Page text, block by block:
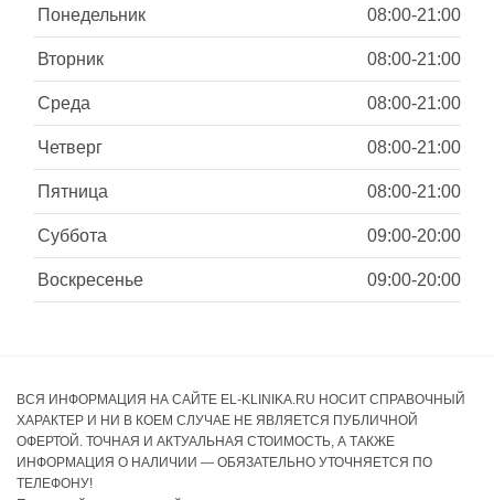
Понедельник 08:00-21:00
Вторник 08:00-21:00
Среда 08:00-21:00
Четверг 08:00-21:00
Пятница 08:00-21:00
Суббота 09:00-20:00
Воскресенье 09:00-20:00
ВСЯ ИНФОРМАЦИЯ НА САЙТЕ EL-KLINIKA.RU НОСИТ СПРАВОЧНЫЙ
ХАРАКТЕР И НИ В КОЕМ СЛУЧАЕ НЕ ЯВЛЯЕТСЯ ПУБЛИЧНОЙ
ОФЕРТОЙ. ТОЧНАЯ И АКТУАЛЬНАЯ СТОИМОСТЬ, А ТАКЖЕ
ИНФОРМАЦИЯ О НАЛИЧИИ — ОБЯЗАТЕЛЬНО УТОЧНЯЕТСЯ ПО
ТЕЛЕФОНУ!